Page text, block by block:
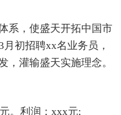
系，使盛天开拓中国市
初招聘xx名业务员，
，灌输盛天实施理念。
。利润：xxx元;